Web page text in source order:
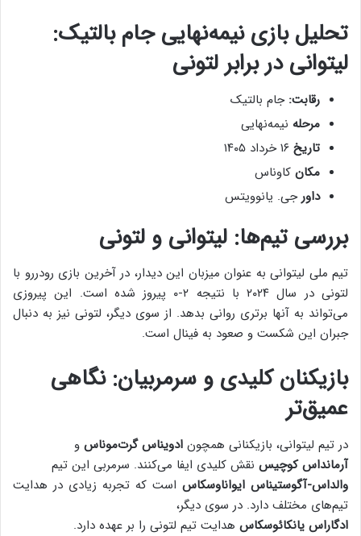
تحلیل بازی نیمه‌نهایی جام بالتیک:
لیتوانی در برابر لتونی
رقابت: جام بالتیک
مرحله نیمه‌نهایی
تاریخ
مکان کاوناس
داورجی. یانوویتس
بررسی تیم‌ها: لیتوانی و لتونی
تیم ملی لیتوانی به عنوان میزبان این دیدار، در آخرین بازی رودررو با
لتونی در سال ۲۰۲۴ با نتیجه ۲-۰ پیروز شده است. این پیروزی
می‌تواند به آنها برتری روانی بدهد. از سوی دیگر، لتونی نیز به دنبال
جبران این شکست و صعود به فینال است.
بازیکنان کلیدی و سرمربیان: نگاهی
عمیق‌تر
در تیم لیتوانی، بازیکنانی همچون ادویناس گرت‌موناس و
آرمانداس کوچیس نقش کلیدی ایفا می‌کنند. سرمربی این تیم
والداس-آگوستیناس ایواناوسکاس است که تجربه زیادی در هدایت
تیم‌های مختلف دارد. در سوی دیگر،
ادگاراس یانکائوسکاس هدایت تیم لتونی را بر عهده دارد.